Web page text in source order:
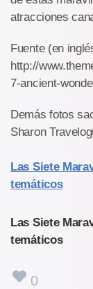
atracciones
Fuente (en
http://
7-ancient-
Demás fotos
Sharon
Las Siete
temáticos
Las Siete
temáticos
0